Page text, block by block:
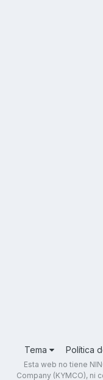
Tema Política
Esta web no tiene
Company (KYMCO), ni